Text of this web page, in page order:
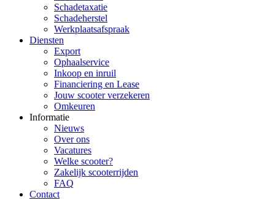
Schadetaxatie
Schadeherstel
Werkplaatsafspraak
Diensten
Export
Ophaalservice
Inkoop en inruil
Financiering en Lease
Jouw scooter verzekeren
Omkeuren
Informatie
Nieuws
Over ons
Vacatures
Welke scooter?
Zakelijk scooterrijden
FAQ
Contact